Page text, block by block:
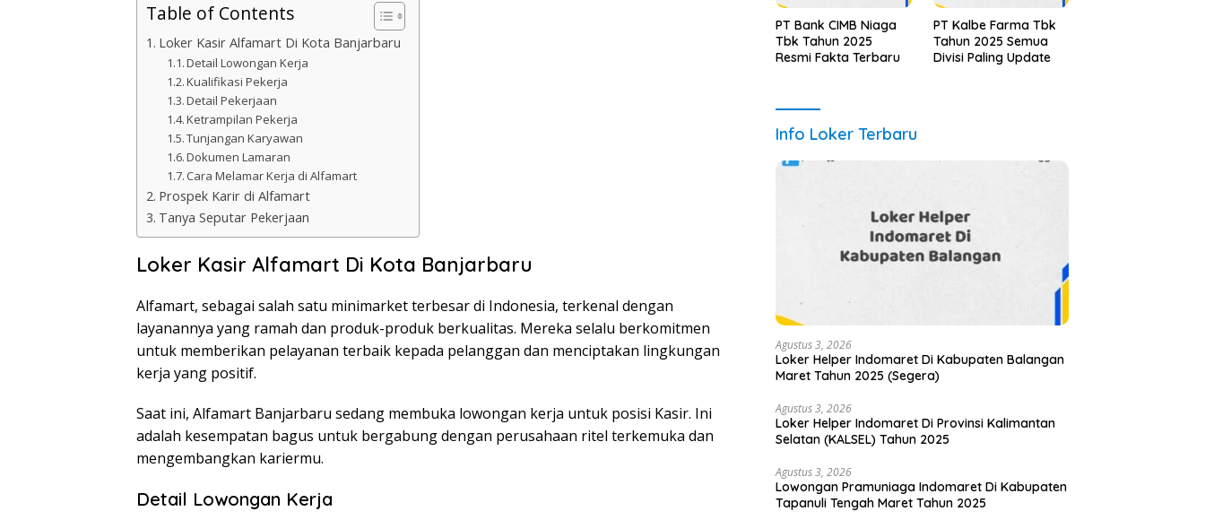
Table of Contents
Loker Kasir Alfamart Di Kota Banjarbaru
Detail Lowongan Kerja
Kualifikasi Pekerja
Detail Pekerjaan
Ketrampilan Pekerja
Tunjangan Karyawan
Dokumen Lamaran
Cara Melamar Kerja di Alfamart
Prospek Karir di Alfamart
Tanya Seputar Pekerjaan
Loker Kasir Alfamart Di Kota Banjarbaru
Alfamart, sebagai salah satu minimarket terbesar di Indonesia, terkenal dengan
layanannya yang ramah dan produk-produk berkualitas. Mereka selalu berkomitmen
untuk memberikan pelayanan terbaik kepada pelanggan dan menciptakan lingkungan
kerja yang positif.
Saat ini, Alfamart Banjarbaru sedang membuka lowongan kerja untuk posisi Kasir. Ini
adalah kesempatan bagus untuk bergabung dengan perusahaan ritel terkemuka dan
mengembangkan kariermu.
Detail Lowongan Kerja
PT Bank CIMB Niaga
Tbk Tahun 2025
Resmi Fakta Terbaru
PT Kalbe Farma Tbk
Tahun 2025 Semua
Divisi Paling Update
Info Loker Terbaru
Agustus 3, 2026
Loker Helper Indomaret Di Kabupaten Balangan
Maret Tahun 2025 (Segera)
Agustus 3, 2026
Loker Helper Indomaret Di Provinsi Kalimantan
Selatan (KALSEL) Tahun 2025
Agustus 3, 2026
Lowongan Pramuniaga Indomaret Di Kabupaten
Tapanuli Tengah Maret Tahun 2025